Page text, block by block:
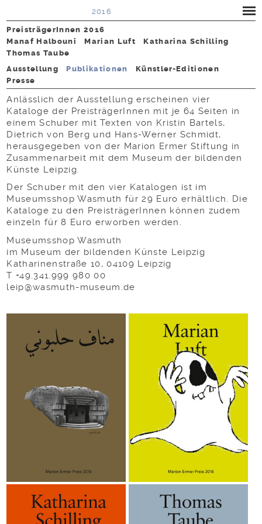
2016
PreisträgerInnen 2016
Manaf Halbouni
Marian Luft
Katharina Schilling
Thomas Taube
Ausstellung
Publikationen
Künstler-Editionen
Presse
Anlässlich der Ausstellung erscheinen vier
Kataloge der PreisträgerInnen mit je 64 Seiten in
einem Schuber mit Texten von Kristin Bartels,
Dietrich von Berg und Hans-Werner Schmidt,
herausgegeben von der Marion Ermer Stiftung in
Zusammenarbeit mit dem Museum der bildenden
Künste Leipzig.
Der Schuber mit den vier Katalogen ist im
Museumsshop Wasmuth für 29 Euro erhältlich. Die
Kataloge zu den PreisträgerInnen können zudem
einzeln für 8 Euro erworben werden.
Museumsshop Wasmuth
im Museum der bildenden Künste Leipzig
Katharinenstraße 10, 04109 Leipzig
T +49.341.999 980 00
leip@wasmuth-museum.de